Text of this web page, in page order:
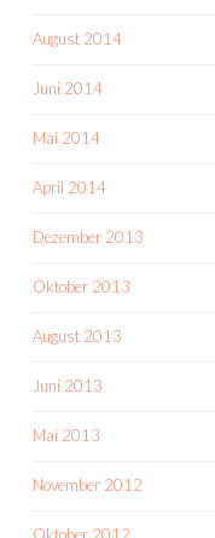
August 2014
Juni 2014
Mai 2014
April 2014
Dezember 2013
Oktober 2013
August 2013
Juni 2013
Mai 2013
November 2012